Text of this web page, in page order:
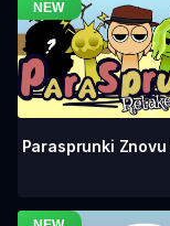
Parasprunki